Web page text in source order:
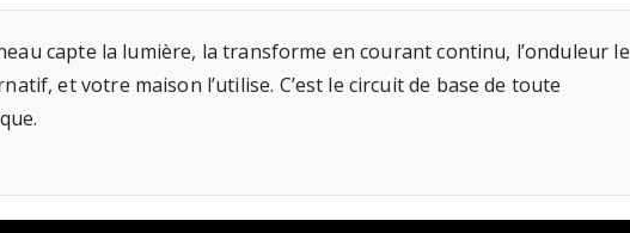
capte la lumière, la transforme en courant continu, l’onduleur le
et votre maison l’utilise. C’est le circuit de base de toute